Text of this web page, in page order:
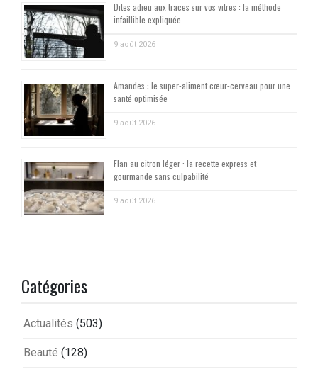
Dites adieu aux traces sur vos vitres : la méthode
infaillible expliquée
9 août 2026
Amandes : le super-aliment cœur-cerveau pour une
santé optimisée
9 août 2026
Flan au citron léger : la recette express et
gourmande sans culpabilité
9 août 2026
Catégories
Actualités (503)
Beauté (128)